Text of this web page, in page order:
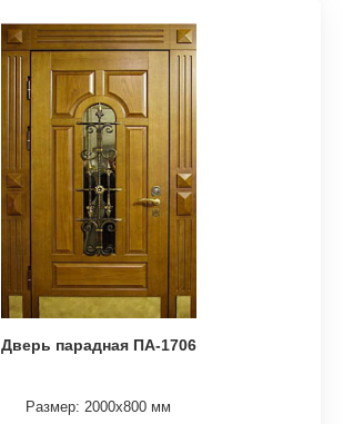
Дверь парадная ПА-1706
Размер: 2000х800 мм